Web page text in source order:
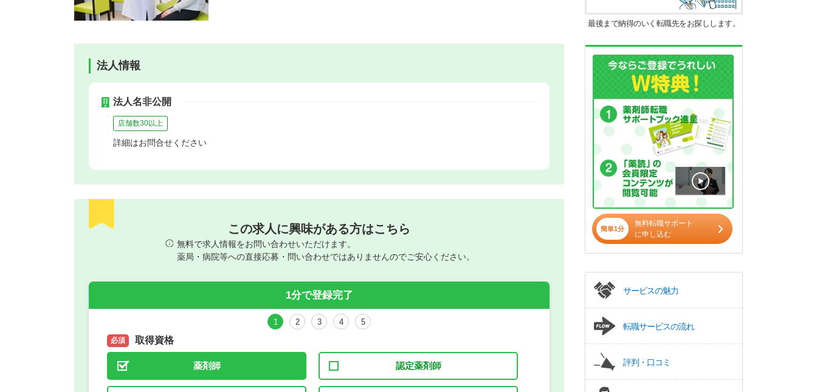
法人情報
法人名非公開
店舗数30以上
詳細はお問合せください
この求人に興味がある方はこちら
無料で求人情報をお問い合わせいただけます。
薬局・病院等への直接応募・問い合わせではありませんのでご安心ください。
1分で登録完了
1 2 3 4 5
必須 取得資格
薬剤師 認定薬剤師 正社員
最後まで納得のいく転職先をお探しします。
簡単1分
無料転職サポート
に申し込む
サービスの魅力
転職サービスの流れ
評判・口コミ